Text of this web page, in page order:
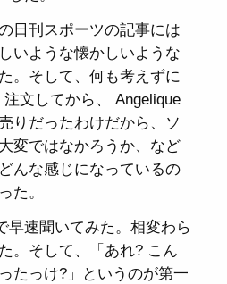
日刊スポーツの記事には
いような懐かしいような
。そして、何も考えずに
文してから、 Angelique
りだったわけだから、ソ
変ではなかろうか、など
んな感じになっているの
た。
早速聞いてみた。相変わら
。そして、「あれ? こん
たっけ?」というのが第一